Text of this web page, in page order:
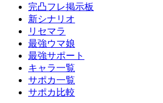
完凸フレ掲示板
新シナリオ
リセマラ
最強ウマ娘
最強サポート
キャラ一覧
サポカ一覧
サポカ比較